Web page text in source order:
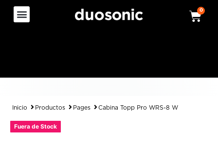
0
Inicio Productos Pages Cabina Topp Pro WRS-8 W
Fuera de Stock